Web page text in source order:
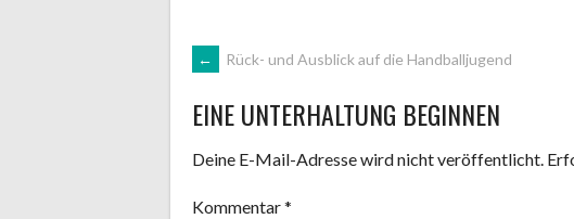
ARTIKEL-
NAVIGATION
← Rück- und Ausblick auf die Handballjugend
EINE UNTERHALTUNG BEGINNEN
Deine E-Mail-Adresse wird nicht veröffentlicht.
Kommentar*